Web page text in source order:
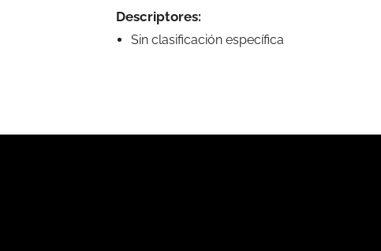
Descriptores:
Sin clasificación específica